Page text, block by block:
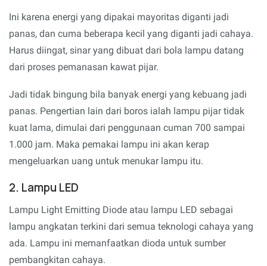
Ini karena energi yang dipakai mayoritas diganti jadi
panas, dan cuma beberapa kecil yang diganti jadi cahaya.
Harus diingat, sinar yang dibuat dari bola lampu datang
dari proses pemanasan kawat pijar.
Jadi tidak bingung bila banyak energi yang kebuang jadi
panas. Pengertian lain dari boros ialah lampu pijar tidak
kuat lama, dimulai dari penggunaan cuman 700 sampai
1.000 jam. Maka pemakai lampu ini akan kerap
mengeluarkan uang untuk menukar lampu itu.
2. Lampu LED
Lampu Light Emitting Diode atau lampu LED sebagai
lampu angkatan terkini dari semua teknologi cahaya yang
ada. Lampu ini memanfaatkan dioda untuk sumber
pembangkitan cahaya.